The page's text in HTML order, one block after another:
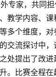
专家，共同
教学内容、
多个维度，
交流探讨中
处提出了改
。比赛全程在